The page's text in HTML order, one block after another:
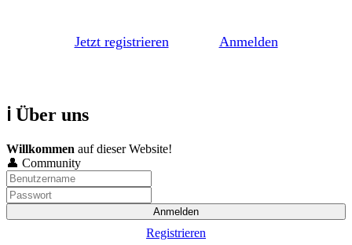
Jetzt registrieren Anmelden
ℹ️ Über uns
Willkommen auf dieser Website!
👤 Community
Anmelden
Registrieren